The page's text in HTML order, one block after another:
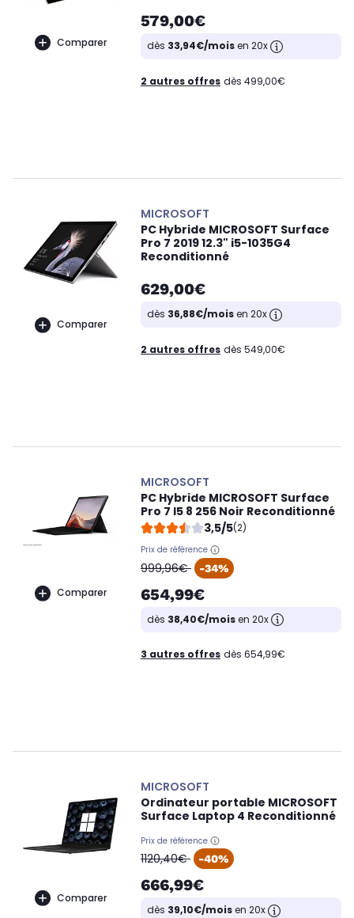
Comparer
579,00€
dès 33,94€/moisen 20x
2 autres offres dès 499,00€
Comparer
MICROSOFT
PC Hybride MICROSOFT Surface
Pro 7 2019 12.3" i5-1035G4
Reconditionné
629,00€
dès 36,88€/moisen 20x
2 autres offres dès 549,00€
Comparer
MICROSOFT
PC Hybride MICROSOFT Surface
Pro 7 I5 8 256 Noir Reconditionné
3,5/5(2)
Prix de référence
oldPrice
999,96€ -34%
654,99€
dès 38,40€/moisen 20x
3 autres offres dès 654,99€
Comparer
MICROSOFT
Ordinateur portable MICROSOFT
Surface Laptop 4 Reconditionné
Prix de référence
oldPrice
1120,40€ -40%
666,99€
dès 39,10€/moisen 20x